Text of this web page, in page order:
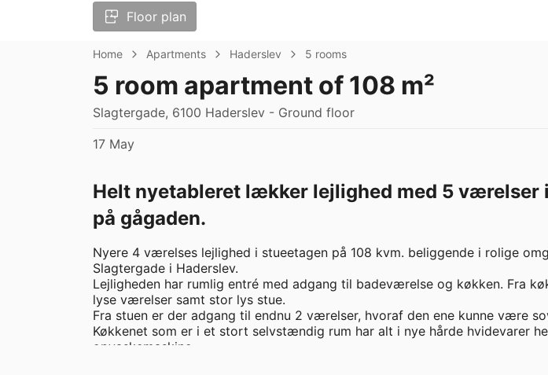
Floor plan
Home Apartments Haderslev 5 rooms
5 room apartment of 108 m²
Slagtergade, 6100 Haderslev - Ground floor
17 May
Helt nyetableret lækker lejlighed med 5
på gågaden.
Nyere 4 værelses lejlighed i stueetagen på 108 kvm. beliggende i rolige
Slagtergade i Haderslev.
Lejligheden har rumlig entré med adgang til badeværelse og køkken. Fra
lyse værelser samt stor lys stue.
Fra stuen er der adgang til endnu 2 værelser, hvoraf den ene kunne være
Køkkenet som er i et stort selvstændig rum har alt i nye hårde hvidevarer
opvaskemaskine.